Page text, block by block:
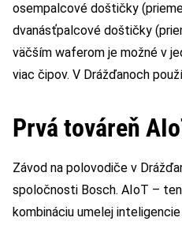
osempalcové doštičky
dvanásťpalcové doštičky
väčším waferom je možné v
viac čipov. V Drážďanoch
Prvá továreň
Závod na polovodiče v
spoločnosti Bosch. AIoT –
kombináciu umelej